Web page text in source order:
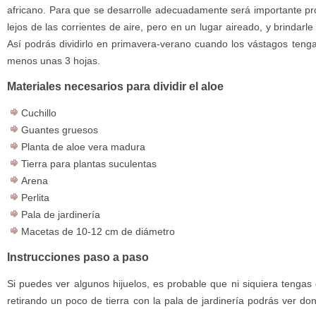
africano. Para que se desarrolle adecuadamente será importante
lejos de las corrientes de aire, pero en un lugar aireado, y
Así podrás dividirlo en primavera-verano cuando los vástagos
menos unas 3 hojas.
Materiales necesarios para dividir el aloe
Cuchillo
Guantes gruesos
Planta de aloe vera madura
Tierra para plantas suculentas
Arena
Perlita
Pala de jardinería
Macetas de 10-12 cm de diámetro
Instrucciones paso a paso
Si puedes ver algunos hijuelos, es probable que ni siquiera
retirando un poco de tierra con la pala de jardinería podrás ver